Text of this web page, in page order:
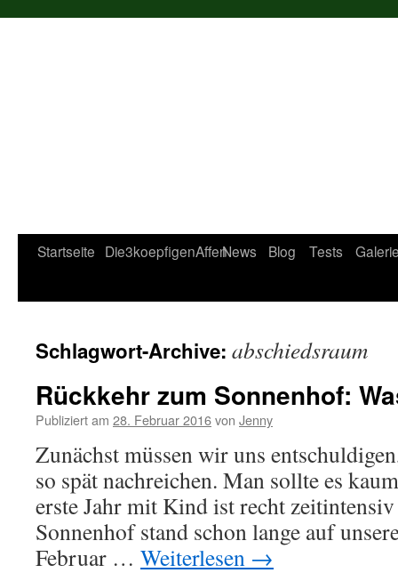
Startseite Die3koepfigenAffenNews Blog Tests
Schlagwort-Archive: abschiedsraum
Rückkehr zum Sonnenhof:
Publiziert am 28. Februar 2016von Jenny
Zunächst müssen wir uns
so spät nachreichen. Man sollte es
erste Jahr mit Kind ist recht
Sonnenhof stand schon lange auf
Februar … Weiterlesen →